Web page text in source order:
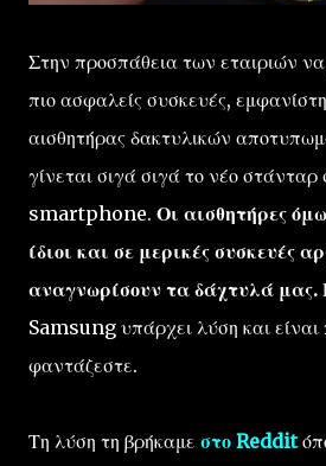
Στην προσπάθεια των εταιριών
πιο ασφαλείς συσκευές,
αισθητήρας δακτυλικών
γίνεται σιγά σιγά το νέο
smartphone. Οι αισθητήρες
ίδιοι και σε μερικές συσκευές
αναγνωρίσουν τα δάχτυλά μας.
Samsung υπάρχει λύση και είναι
φαντάζεστε.
Τη λύση τη βρήκαμε στο Reddit